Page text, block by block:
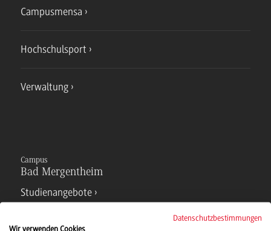
Campusmensa
Hochschulsport
Verwaltung
Campus
Bad Mergentheim
Studienangebote
Datenschutzbestimmungen
Wir verwenden Cookies